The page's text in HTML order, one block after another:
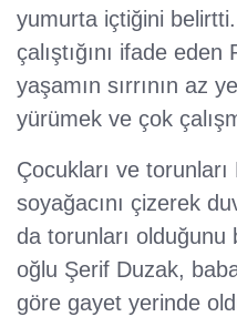
yumurta içtiğini
çalıştığını ifade
yaşamın sırrının az
yürümek ve çok
Çocukları ve
soyağacını çizerek
da torunları
oğlu Şerif Duzak,
göre gayet yerinde